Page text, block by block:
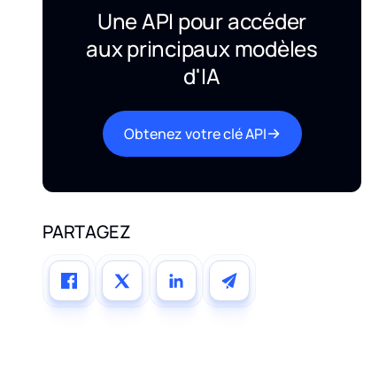
Une API pour accéder
aux principaux modèles
d'IA
Obtenez votre clé API
PARTAGEZ